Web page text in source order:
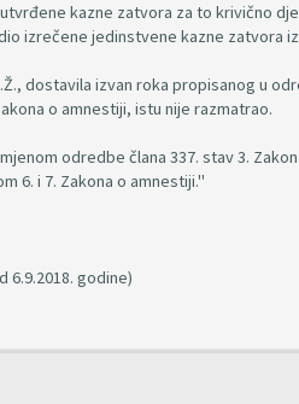
kazne zatvora za to krivično
izrečene jedinstvene kazne zatvora
dostavila izvan roka propisanog u
o amnestiji, istu nije razmatrao.
odredbe člana 337. stav 3.
6. i 7. Zakona o amnestiji."
6.9.2018. godine)